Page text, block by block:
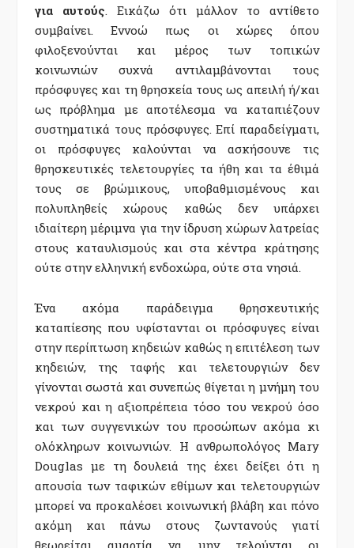
για αυτούς. Εικάζω ότι μάλλον το αντίθετο
συμβαίνει. Εννοώ πως οι χώρες όπου
φιλοξενούνται και μέρος των τοπικών
κοινωνιών συχνά αντιλαμβάνονται τους
πρόσφυγες και τη θρησκεία τους ως απειλή ή/και
ως πρόβλημα με αποτέλεσμα να καταπιέζουν
συστηματικά τους πρόσφυγες. Επί παραδείγματι,
οι πρόσφυγες καλούνται να ασκήσουνε τις
θρησκευτικές τελετουργίες τα ήθη και τα έθιμά
τους σε βρώμικους, υποβαθμισμένους και
πολυπληθείς χώρους καθώς δεν υπάρχει
ιδιαίτερη μέριμνα για την ίδρυση χώρων λατρείας
στους καταυλισμούς και στα κέντρα κράτησης
ούτε στην ελληνική ενδοχώρα, ούτε στα νησιά.
Ένα ακόμα παράδειγμα θρησκευτικής
καταπίεσης που υφίστανται οι πρόσφυγες είναι
στην περίπτωση κηδειών καθώς η επιτέλεση των
κηδειών, της ταφής και τελετουργιών δεν
γίνονται σωστά και συνεπώς θίγεται η μνήμη του
νεκρού και η αξιοπρέπεια τόσο του νεκρού όσο
και των συγγενικών του προσώπων ακόμα κι
ολόκληρων κοινωνιών. Η ανθρωπολόγος Mary
Douglas με τη δουλειά της έχει δείξει ότι η
απουσία των ταφικών εθίμων και τελετουργιών
μπορεί να προκαλέσει κοινωνική βλάβη και πόνο
ακόμη και πάνω στους ζωντανούς γιατί